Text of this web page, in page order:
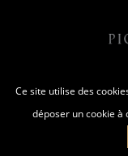
27 RUE
Ce site utilise des
déposer un cookie à